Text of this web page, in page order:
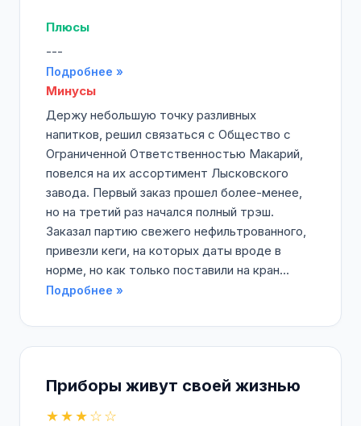
Плюсы
---
Подробнее »
Минусы
Держу небольшую точку разливных
напитков, решил связаться с Общество с
Ограниченной Ответственностью Макарий,
повелся на их ассортимент Лысковского
завода. Первый заказ прошел более-менее,
но на третий раз начался полный трэш.
Заказал партию свежего нефильтрованного,
привезли кеги, на которых даты вроде в
норме, но как только поставили на кран...
Подробнее »
Приборы живут своей жизнью
★★★☆☆